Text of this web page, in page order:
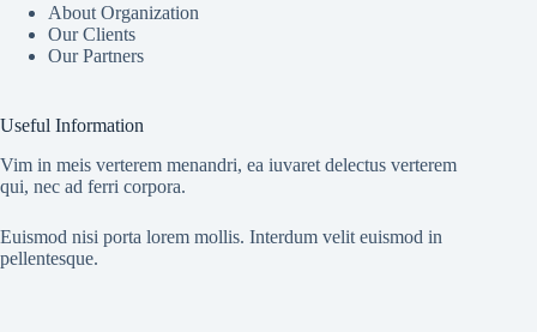
About Organization
Our Clients
Our Partners
Useful Information
Vim in meis verterem menandri, ea iuvaret delectus verterem
qui, nec ad ferri corpora.
Euismod nisi porta lorem mollis. Interdum velit euismod in
pellentesque.